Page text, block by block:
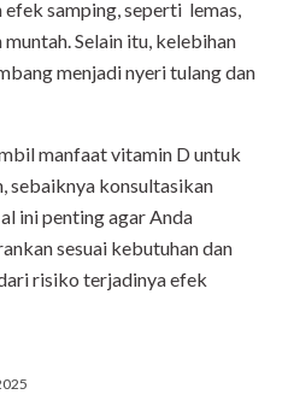
samping, seperti lemas,
Selain itu, kelebihan
menjadi nyeri tulang dan
manfaat vitamin D untuk
sebaiknya konsultasikan
ini penting agar Anda
sesuai kebutuhan dan
risiko terjadinya efek